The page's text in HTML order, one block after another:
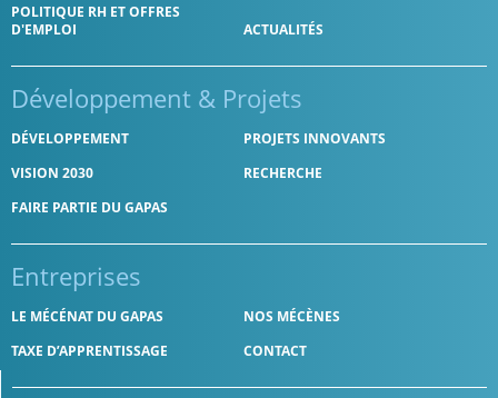
POLITIQUE RH ET OFFRES
D'EMPLOI
ACTUALITÉS
Développement & Projets
DÉVELOPPEMENT
PROJETS INNOVANTS
VISION 2030
RECHERCHE
FAIRE PARTIE DU GAPAS
Entreprises
LE MÉCÉNAT DU GAPAS
NOS MÉCÈNES
TAXE D’APPRENTISSAGE
CONTACT